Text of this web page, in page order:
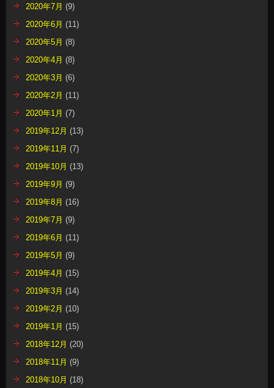
2020年7月 (9)
2020年6月 (11)
2020年5月 (8)
2020年4月 (8)
2020年3月 (6)
2020年2月 (11)
2020年1月 (7)
2019年12月 (13)
2019年11月 (7)
2019年10月 (13)
2019年9月 (9)
2019年8月 (16)
2019年7月 (9)
2019年6月 (11)
2019年5月 (9)
2019年4月 (15)
2019年3月 (14)
2019年2月 (10)
2019年1月 (15)
2018年12月 (20)
2018年11月 (9)
2018年10月 (18)